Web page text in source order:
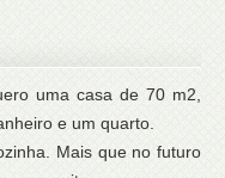
uma casa de 70 m2,
e um quarto.
Mais que no futuro